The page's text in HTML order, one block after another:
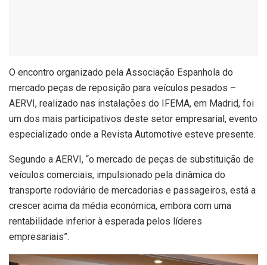
O encontro organizado pela Associação Espanhola do
mercado peças de reposição para veículos pesados –
AERVI, realizado nas instalações do IFEMA, em Madrid, foi
um dos mais participativos deste setor empresarial, evento
especializado onde a Revista Automotive esteve presente.
Segundo a AERVI, “o mercado de peças de substituição de
veículos comerciais, impulsionado pela dinâmica do
transporte rodoviário de mercadorias e passageiros, está a
crescer acima da média económica, embora com uma
rentabilidade inferior à esperada pelos líderes
empresariais”.